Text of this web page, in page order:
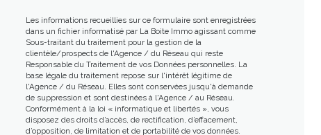
Les informations recueillies sur ce formulaire sont enregistrées
dans un fichier informatisé par La Boite Immo agissant comme
Sous-traitant du traitement pour la gestion de la
clientèle/prospects de l'Agence / du Réseau qui reste
Responsable du Traitement de vos Données personnelles. La
base légale du traitement repose sur l'intérêt légitime de
l'Agence / du Réseau. Elles sont conservées jusqu'à demande
de suppression et sont destinées à l'Agence / au Réseau.
Conformément à la loi « informatique et libertés », vous
disposez des droits d’accès, de rectification, d’effacement,
d’opposition, de limitation et de portabilité de vos données.